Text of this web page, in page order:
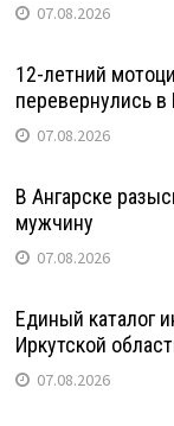
07.08.2026
12-летний
перевернулись
07.08.2026
В Ангарске
мужчину
07.08.2026
Единый каталог
Иркутской
07.08.2026